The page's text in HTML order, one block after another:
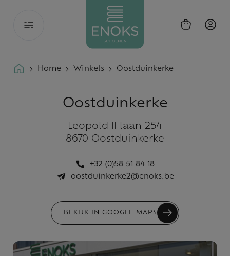
Toggle
Home Winkels Oostduinkerke
Oostduinkerke
Leopold II laan 254
8670 Oostduinkerke
+32 (0)58 51 84 18
oostduinkerke2@enoks.be
BEKIJK IN GOOGLE MAPS